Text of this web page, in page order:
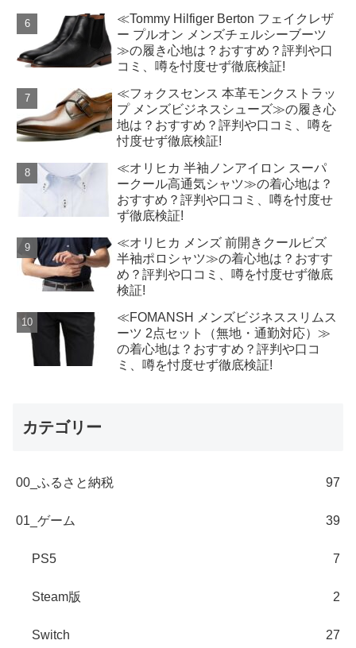
≪Tommy Hilfiger Berton フェイクレザ
ー プルオン メンズチェルシーブーツ
≫の履き心地は？おすすめ？評判や口
コミ、噂を忖度せず徹底検証!
≪フォクスセンス 本革モンクストラッ
プ メンズビジネスシューズ≫の履き心
地は？おすすめ？評判や口コミ、噂を
忖度せず徹底検証!
≪オリヒカ 半袖ノンアイロン スーパ
ークール高通気シャツ≫の着心地は？
おすすめ？評判や口コミ、噂を忖度せ
ず徹底検証!
≪オリヒカ メンズ 前開きクールビズ
半袖ポロシャツ≫の着心地は？おすす
め？評判や口コミ、噂を忖度せず徹底
検証!
≪FOMANSH メンズビジネススリムス
ーツ 2点セット（無地・通勤対応）≫
の着心地は？おすすめ？評判や口コ
ミ、噂を忖度せず徹底検証!
カテゴリー
00_ふるさと納税 97
01_ゲーム 39
PS5 7
Steam版 2
Switch 27